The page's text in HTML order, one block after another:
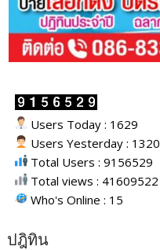
Users Today : 1629
Users Yesterday : 1320
Total Users : 9156529
Total views : 41609522
Who's Online : 15
ปฎิทิน